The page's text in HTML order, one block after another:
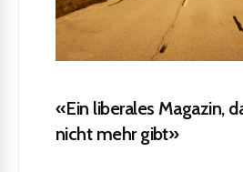
«Ein liberales Magazin,
nicht mehr gibt»